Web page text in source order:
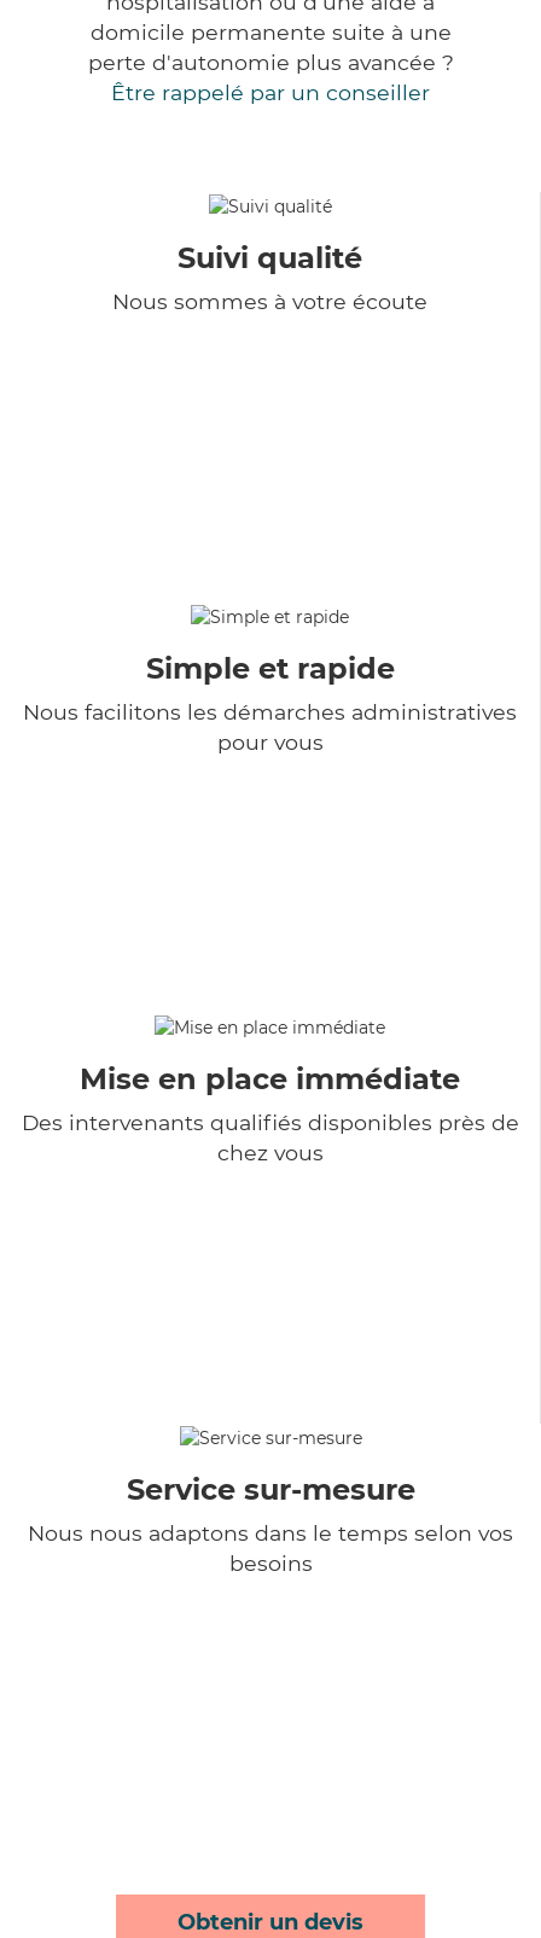
domicile permanente suite à une
perte d'autonomie plus avancée ?
Être rappelé par un conseiller
Suivi qualité
Nous sommes à votre écoute
Simple et rapide
Nous facilitons les démarches administratives
pour vous
Mise en place immédiate
Des intervenants qualifiés disponibles près de
chez vous
Service sur-mesure
Nous nous adaptons dans le temps selon vos
besoins
Obtenir un devis